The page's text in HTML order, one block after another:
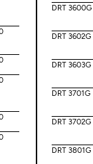
DRT 3600G
DRT 3602G
DRT 3603G
DRT 3701G
DRT 3702G
DRT 3801G